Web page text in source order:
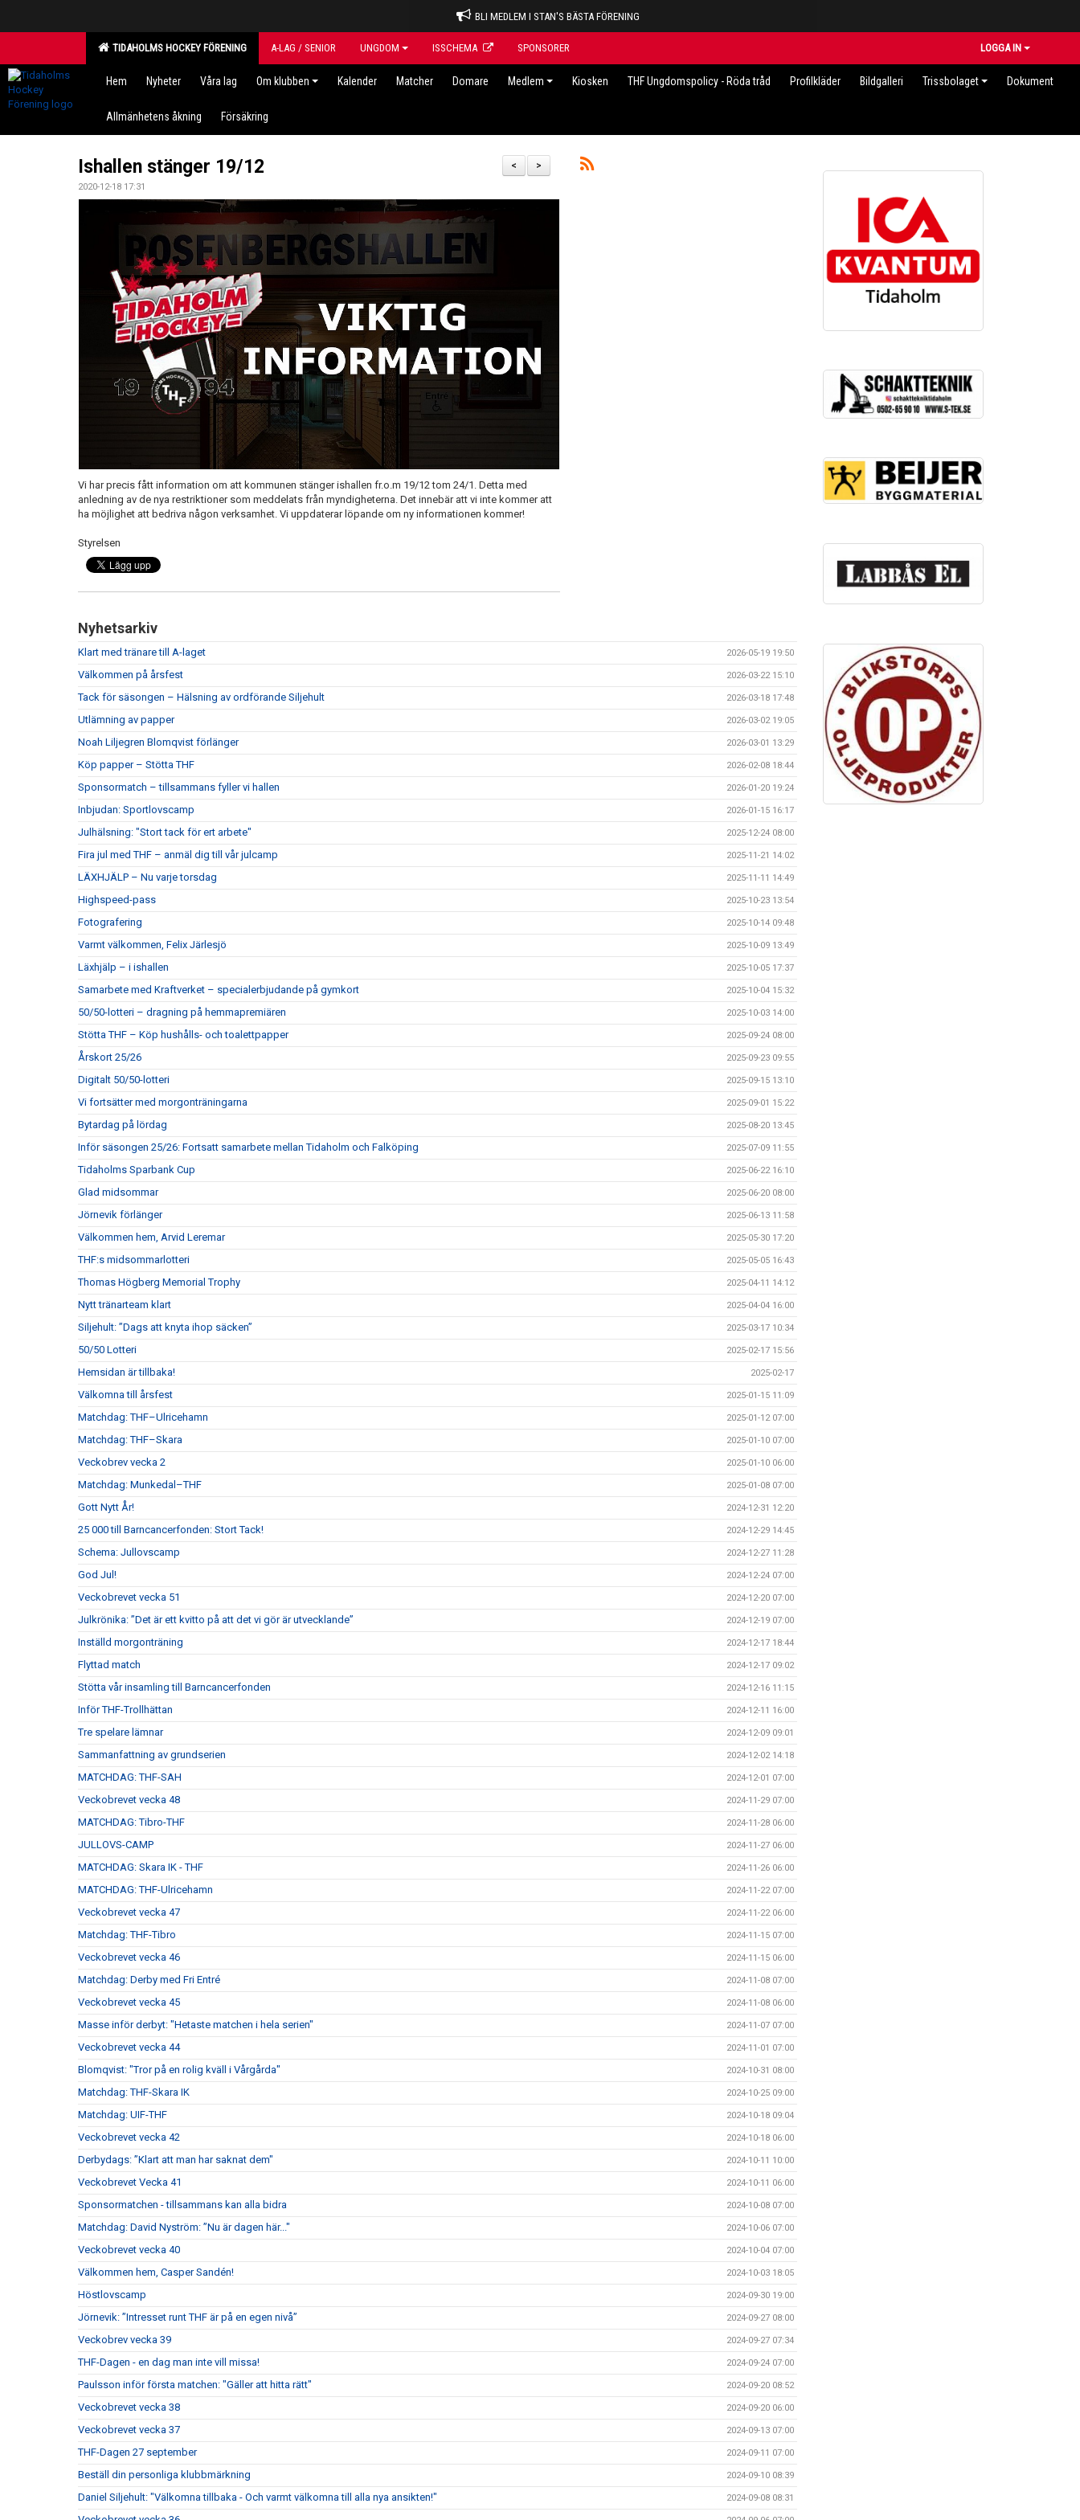
BLI MEDLEM I STAN'S BÄSTA FÖRENING
TIDAHOLMS HOCKEY FÖRENING A-LAG / SENIOR UNGDOM ISSCHEMA SPONSORER LOGGA IN
Hem Nyheter Våra lag Om klubben Kalender Matcher Domare Medlem Kiosken THF Ungdomspolicy - Röda tråd Profilkläder Bildgalleri Trissbolaget Dokument
Allmänhetens åkning Försäkring
>
<
Ishallen stänger 19/12
2020-12-18 17:31
Vi har precis fått information om att kommunen stänger ishallen fr.o.m 19/12 tom 24/1. Detta med
anledning av de nya restriktioner som meddelats från myndigheterna. Det innebär att vi inte kommer att
ha möjlighet att bedriva någon verksamhet. Vi uppdaterar löpande om ny informationen kommer!
Styrelsen
Nyhetsarkiv
Klart med tränare till A-laget 2026-05-19 19:50
Välkommen på årsfest 2026-03-22 15:10
Tack för säsongen – Hälsning av ordförande Siljehult 2026-03-18 17:48
Utlämning av papper 2026-03-02 19:05
Noah Liljegren Blomqvist förlänger 2026-03-01 13:29
Köp papper – Stötta THF 2026-02-08 18:44
Sponsormatch – tillsammans fyller vi hallen 2026-01-20 19:24
Inbjudan: Sportlovscamp 2026-01-15 16:17
Julhälsning: "Stort tack för ert arbete" 2025-12-24 08:00
Fira jul med THF – anmäl dig till vår julcamp 2025-11-21 14:02
LÄXHJÄLP – Nu varje torsdag 2025-11-11 14:49
Highspeed-pass 2025-10-23 13:54
Fotografering 2025-10-14 09:48
Varmt välkommen, Felix Järlesjö 2025-10-09 13:49
Läxhjälp – i ishallen 2025-10-05 17:37
Samarbete med Kraftverket – specialerbjudande på gymkort 2025-10-04 15:32
50/50-lotteri – dragning på hemmapremiären 2025-10-03 14:00
Stötta THF – Köp hushålls- och toalettpapper 2025-09-24 08:00
Årskort 25/26 2025-09-23 09:55
Digitalt 50/50-lotteri 2025-09-15 13:10
Vi fortsätter med morgonträningarna 2025-09-01 15:22
Bytardag på lördag 2025-08-20 13:45
Inför säsongen 25/26: Fortsatt samarbete mellan Tidaholm och Falköping 2025-07-09 11:55
Tidaholms Sparbank Cup 2025-06-22 16:10
Glad midsommar 2025-06-20 08:00
Jörnevik förlänger 2025-06-13 11:58
Välkommen hem, Arvid Leremar 2025-05-30 17:20
THF:s midsommarlotteri 2025-05-05 16:43
Thomas Högberg Memorial Trophy 2025-04-11 14:12
Nytt tränarteam klart 2025-04-04 16:00
Siljehult: ”Dags att knyta ihop säcken” 2025-03-17 10:34
50/50 Lotteri 2025-02-17 15:56
Hemsidan är tillbaka! 2025-02-17
Välkomna till årsfest 2025-01-15 11:09
Matchdag: THF–Ulricehamn 2025-01-12 07:00
Matchdag: THF–Skara 2025-01-10 07:00
Veckobrev vecka 2 2025-01-10 06:00
Matchdag: Munkedal–THF 2025-01-08 07:00
Gott Nytt År! 2024-12-31 12:20
25 000 till Barncancerfonden: Stort Tack! 2024-12-29 14:45
Schema: Jullovscamp 2024-12-27 11:28
God Jul! 2024-12-24 07:00
Veckobrevet vecka 51 2024-12-20 07:00
Julkrönika: ”Det är ett kvitto på att det vi gör är utvecklande” 2024-12-19 07:00
Inställd morgonträning 2024-12-17 18:44
Flyttad match 2024-12-17 09:02
Stötta vår insamling till Barncancerfonden 2024-12-16 11:15
Inför THF-Trollhättan 2024-12-11 16:00
Tre spelare lämnar 2024-12-09 09:01
Sammanfattning av grundserien 2024-12-02 14:18
MATCHDAG: THF-SAH 2024-12-01 07:00
Veckobrevet vecka 48 2024-11-29 07:00
MATCHDAG: Tibro-THF 2024-11-28 06:00
JULLOVS-CAMP 2024-11-27 06:00
MATCHDAG: Skara IK - THF 2024-11-26 06:00
MATCHDAG: THF-Ulricehamn 2024-11-22 07:00
Veckobrevet vecka 47 2024-11-22 06:00
Matchdag: THF-Tibro 2024-11-15 07:00
Veckobrevet vecka 46 2024-11-15 06:00
Matchdag: Derby med Fri Entré 2024-11-08 07:00
Veckobrevet vecka 45 2024-11-08 06:00
Masse inför derbyt: "Hetaste matchen i hela serien" 2024-11-07 07:00
Veckobrevet vecka 44 2024-11-01 07:00
Blomqvist: "Tror på en rolig kväll i Vårgårda" 2024-10-31 08:00
Matchdag: THF-Skara IK 2024-10-25 09:00
Matchdag: UIF-THF 2024-10-18 09:04
Veckobrevet vecka 42 2024-10-18 06:00
Derbydags: ”Klart att man har saknat dem" 2024-10-11 10:00
Veckobrevet Vecka 41 2024-10-11 06:00
Sponsormatchen - tillsammans kan alla bidra 2024-10-08 07:00
Matchdag: David Nyström: ”Nu är dagen här..." 2024-10-06 07:00
Veckobrevet vecka 40 2024-10-04 07:00
Välkommen hem, Casper Sandén! 2024-10-03 18:05
Höstlovscamp 2024-09-30 19:00
Jörnevik: ”Intresset runt THF är på en egen nivå” 2024-09-27 08:00
Veckobrev vecka 39 2024-09-27 07:34
THF-Dagen - en dag man inte vill missa! 2024-09-24 07:00
Paulsson inför första matchen: "Gäller att hitta rätt" 2024-09-20 08:52
Veckobrevet vecka 38 2024-09-20 06:00
Veckobrevet vecka 37 2024-09-13 07:00
THF-Dagen 27 september 2024-09-11 07:00
Beställ din personliga klubbmärkning 2024-09-10 08:39
Daniel Siljehult: "Välkomna tillbaka - Och varmt välkomna till alla nya ansikten!" 2024-09-08 08:31